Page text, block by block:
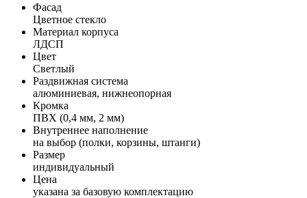
Фасад
Цветное стекло
Материал корпуса
ЛДСП
Цвет
Светлый
Раздвижная система
алюминиевая, нижнеопорная
Кромка
ПВХ (0,4 мм, 2 мм)
Внутреннее наполнение
на выбор (полки, корзины, штанги)
Размер
индивидуальный
Цена
указана за базовую комплектацию